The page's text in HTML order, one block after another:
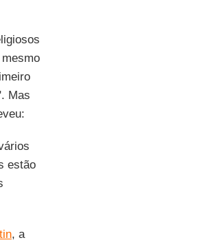
Mas
estão
, a